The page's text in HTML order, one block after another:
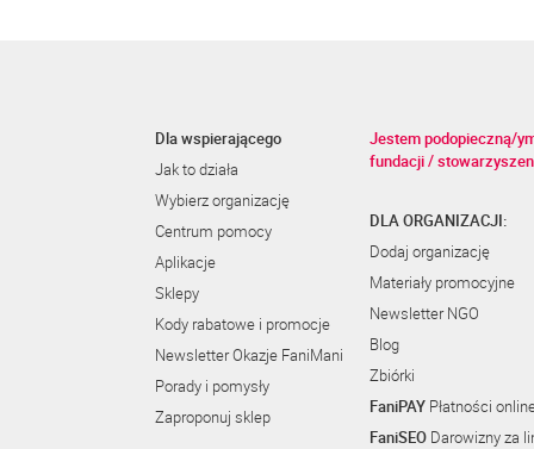
Dla wspierającego
Jak to działa
Wybierz organizację
Centrum pomocy
Aplikacje
Sklepy
Kody rabatowe i promocje
Newsletter Okazje FaniMani
Porady i pomysły
Zaproponuj sklep
Jestem podopieczną/
fundacji /
DLA ORGANIZACJI:
Dodaj organizację
Materiały promocyjne
Newsletter NGO
Blog
Zbiórki
FaniPAY Płatności
FaniSEO Darowizny za